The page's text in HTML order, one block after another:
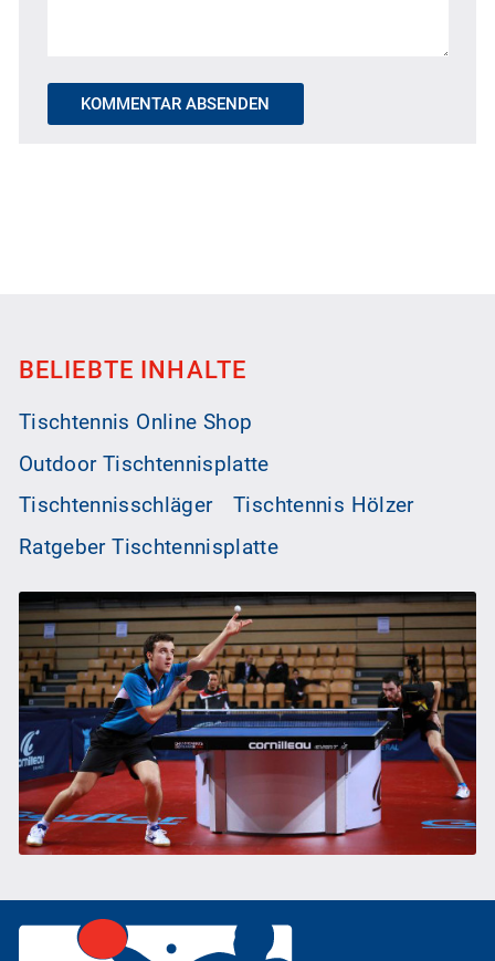
KOMMENTAR ABSENDEN
BELIEBTE INHALTE
Tischtennis Online Shop
Outdoor Tischtennisplatte
Tischtennisschläger
Tischtennis Hölzer
Ratgeber Tischtennisplatte